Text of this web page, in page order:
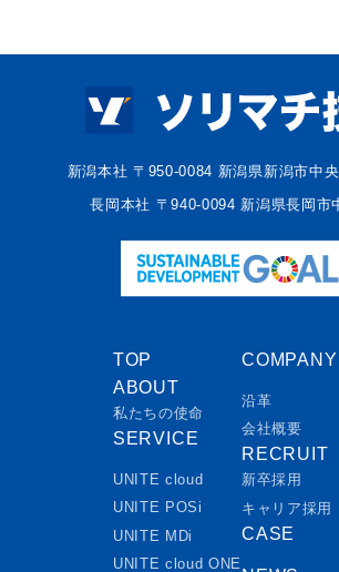
新潟本社 〒950-0084 新潟県新潟市中
長岡本社 〒940-0094 新潟県長岡市
TOP
ABOUT
私たちの使命
SERVICE
UNITE cloud
UNITE POSi
UNITE MDi
UNITE cloud ONE
COMPANY
沿革
会社概要
RECRUIT
新卒採用
キャリア採用
CASE